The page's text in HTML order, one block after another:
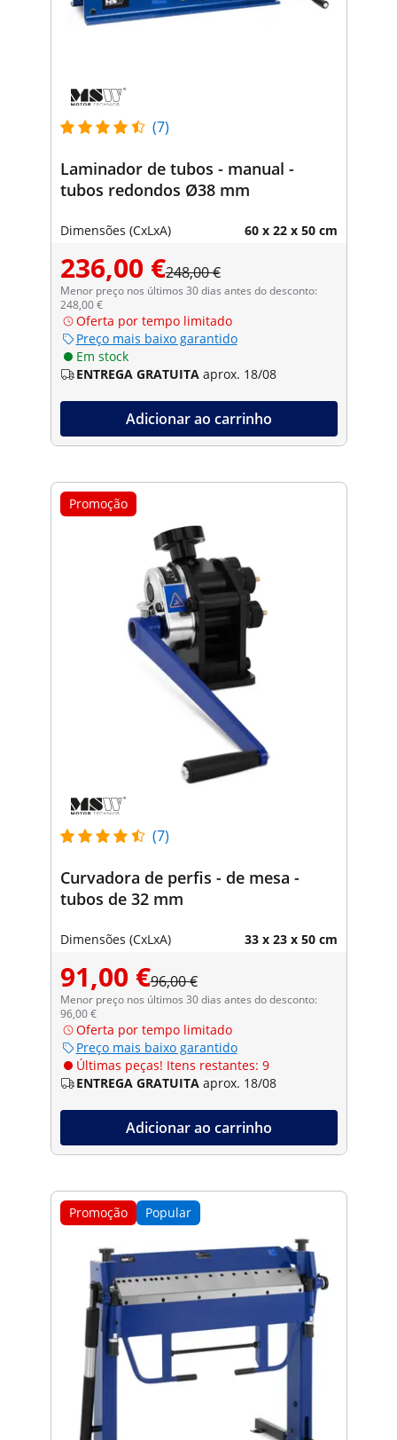
(7)
Laminador de tubos - manual -
tubos redondos Ø38 mm
Dimensões (CxLxA) 60 x 22 x 50 cm
236,00 €248,00 €
Menor preço nos últimos 30 dias antes do desconto:
248,00 €
Oferta por tempo limitado
Preço mais baixo garantido
Em stock
ENTREGA GRATUITA aprox. 18/08
Adicionar ao carrinho
Promoção
(7)
Curvadora de perfis - de mesa -
tubos de 32 mm
Dimensões (CxLxA) 33 x 23 x 50 cm
91,00 €96,00 €
Menor preço nos últimos 30 dias antes do desconto:
96,00 €
Oferta por tempo limitado
Preço mais baixo garantido
Últimas peças! Itens restantes: 9
ENTREGA GRATUITA aprox. 18/08
Adicionar ao carrinho
Promoção Popular